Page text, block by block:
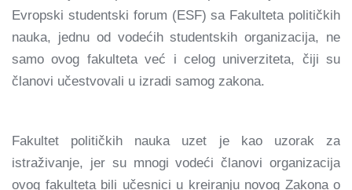
Evropski studentski forum (ESF) sa Fakulteta političkih
nauka, jednu od vodećih studentskih organizacija, ne
samo ovog fakulteta već i celog univerziteta, čiji su
članovi učestvovali u izradi samog zakona.
Fakultet političkih nauka uzet je kao uzorak za
istraživanje, jer su mnogi vodeći članovi organizacija
ovog fakulteta bili učesnici u kreiranju novog Zakona o